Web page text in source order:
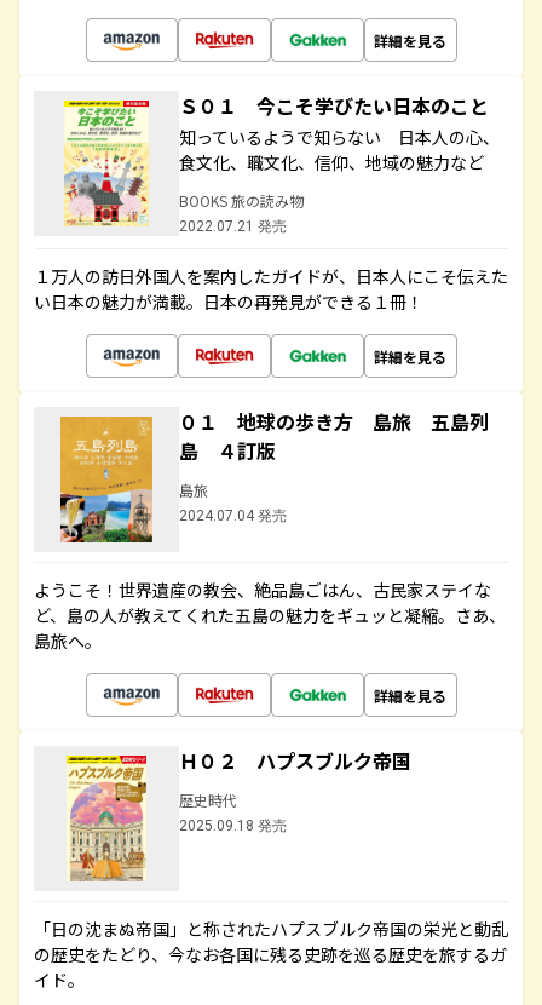
詳細を見る
Ｓ０１ 今こそ学びたい日本のこと
知っているようで知らない 日本人の心、
食文化、職文化、信仰、地域の魅力など
BOOKS 旅の読み物
2022.07.21 発売
１万人の訪日外国人を案内したガイドが、日本人にこそ伝えた
い日本の魅力が満載。日本の再発見ができる１冊！
詳細を見る
０１ 地球の歩き方 島旅 五島列
島 ４訂版
島旅
2024.07.04 発売
ようこそ！世界遺産の教会、絶品島ごはん、古民家ステイな
ど、島の人が教えてくれた五島の魅力をギュッと凝縮。さあ、
島旅へ。
詳細を見る
Ｈ０２ ハプスブルク帝国
歴史時代
2025.09.18 発売
「日の沈まぬ帝国」と称されたハプスブルク帝国の栄光と動乱
の歴史をたどり、今なお各国に残る史跡を巡る歴史を旅するガ
イド。